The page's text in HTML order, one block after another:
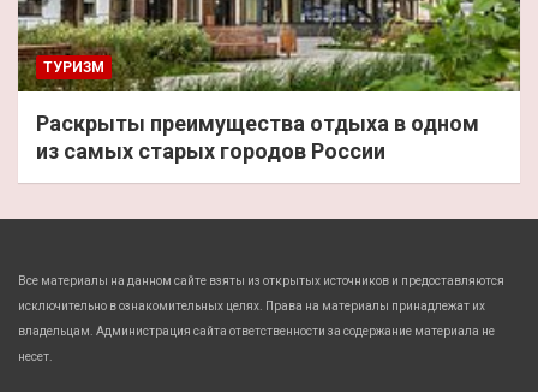
ТУРИЗМ
Раскрыты преимущества отдыха в одном
из самых старых городов России
Все материалы на данном сайте взяты из открытых источников и предоставляются
исключительно в ознакомительных целях. Права на материалы принадлежат их
владельцам. Администрация сайта ответственности за содержание материала не
несет.